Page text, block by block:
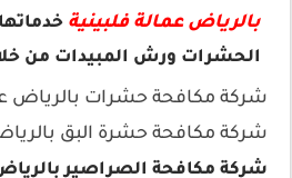
بالرياض عمالة فلبينية
الحشرات ورش المبيدات من
شركة مكافحة حشرات بالرياض
شركة مكافحة حشرة البق
شركة مكافحة الصراصير